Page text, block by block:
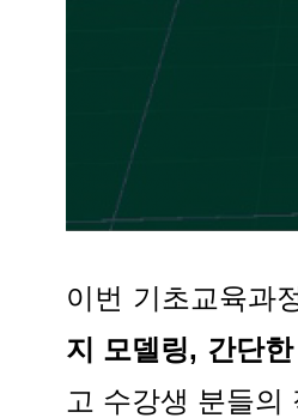
이번 기초교육과
지 모델링, 간단
고 수강생 분들